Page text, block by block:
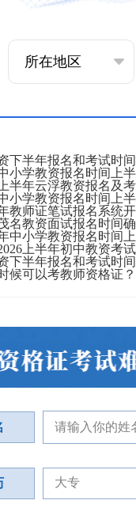
下半年报名和考试时
小学教资报名时间上
半年云浮教资报名及
小学教资报名时间上
教师证笔试报名系统
名教资面试报名时间确
中小学教资报名时间
上半年初中教资考
下半年报名和考试时
候可以考教师资格证？